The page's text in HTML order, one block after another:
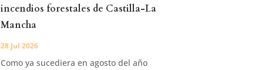
incendios forestales de Castilla-La
Mancha
28 Jul 2026
Como ya sucediera en agosto del año